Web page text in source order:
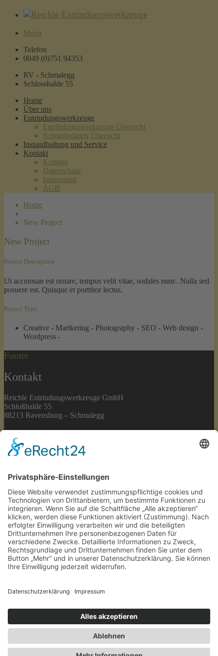
Menu
Telefon
0049 (0)751 94353
RV - Schmalegg
Schlosshalde 55
Home
Über uns
Entrindungswerkzeuge
Entrindungswerkzeuge Übersicht
Schraubplatten Übersicht
Instandhaltung und Service
Kontakt
Kontakt
Datenschutz
Impressum
AGB
Home
New Project
New Project
Project Description
Ut accumsan est ornare, tempus velit vitae, sodales nunc. Nulla sed
posuere est. Quisque et porttitor lectus.
Project Type
Creative - Martketing - Photography - SEO - Web design -
Wordpress -
Footer
Kontakt
Reichle Entrindungswerkzeuge GmbH
Schloßhalde 55
88213 Ravensburg – Schmalegg
Direktkontakt
Telefon: +49 (0)751 / 94353
Impressum
Datenschutz
Produktpalette
Sonderfertigungen
Wechselschneideplatten
Wurzelreduziermesser
Hackergegenschneiden
Ersatzteile Chej-Entrindungsmaschinen
Entrindungswerkzeuge
Die speziellen Verfahren zur Herstellung der erstklassigen
Schälmesser haben wir durch unsere langjährige Erfahrung
perfektioniert. Das zahlt sich für unsere Kunden aus, denn kaum ein
Werkzeug in der Branche ist so langlebig und dabei so günstig wie
das von Reichle.
binDERkreative Werbe-/Internetagentur